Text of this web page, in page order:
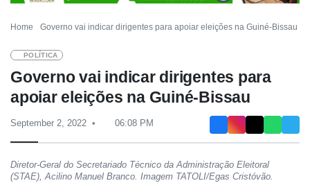
Home Governo vai indicar dirigentes para apoiar eleições na Guiné-Bissau
POLÍTICA
Governo vai indicar dirigentes para
apoiar eleições na Guiné-Bissau
September 2, 2022 06:08 PM
Diretor-Geral do Secretariado Técnico da Administração Eleitoral
(STAE), Acilino Manuel Branco. Imagem TATOLI/Egas Cristóvão.